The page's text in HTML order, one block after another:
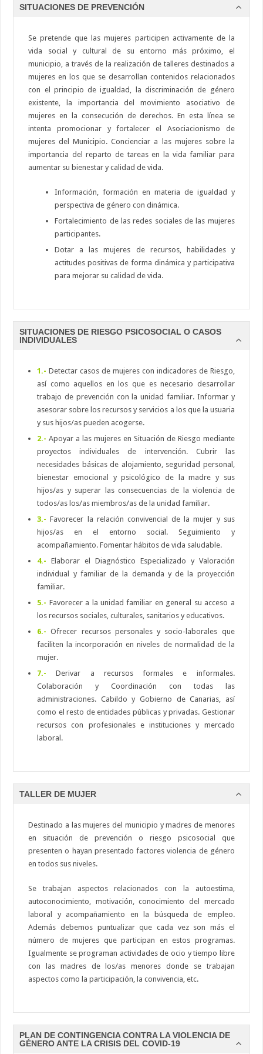
SITUACIONES DE PREVENCIÓN
Se pretende que las mujeres participen activamente de la
vida social y cultural de su entorno más próximo, el
municipio, a través de la realización de talleres destinados a
mujeres en los que se desarrollan contenidos relacionados
con el principio de igualdad, la discriminación de género
existente, la importancia del movimiento asociativo de
mujeres en la consecución de derechos. En esta línea se
intenta promocionar y fortalecer el Asociacionismo de
mujeres del Municipio. Concienciar a las mujeres sobre la
importancia del reparto de tareas en la vida familiar para
aumentar su bienestar y calidad de vida.
Información, formación en materia de igualdad y
perspectiva de género con dinámica.
Fortalecimiento de las redes sociales de las mujeres
participantes.
Dotar a las mujeres de recursos, habilidades y
actitudes positivas de forma dinámica y participativa
para mejorar su calidad de vida.
SITUACIONES DE RIESGO PSICOSOCIAL O CASOS
INDIVIDUALES
1.- Detectar casos de mujeres con indicadores de Riesgo,
así como aquellos en los que es necesario desarrollar
trabajo de prevención con la unidad familiar. Informar y
asesorar sobre los recursos y servicios a los que la usuaria
y sus hijos/as pueden acogerse.
2.- Apoyar a las mujeres en Situación de Riesgo mediante
proyectos individuales de intervención. Cubrir las
necesidades básicas de alojamiento, seguridad personal,
bienestar emocional y psicológico de la madre y sus
hijos/as y superar las consecuencias de la violencia de
todos/as los/as miembros/as de la unidad familiar.
3.- Favorecer la relación convivencial de la mujer y sus
hijos/as en el entorno social. Seguimiento y
acompañamiento. Fomentar hábitos de vida saludable.
4.- Elaborar el Diagnóstico Especializado y Valoración
individual y familiar de la demanda y de la proyección
familiar.
5.- Favorecer a la unidad familiar en general su acceso a
los recursos sociales, culturales, sanitarios y educativos.
6.- Ofrecer recursos personales y socio-laborales que
faciliten la incorporación en niveles de normalidad de la
mujer.
7.- Derivar a recursos formales e informales.
Colaboración y Coordinación con todas las
administraciones. Cabildo y Gobierno de Canarias, así
como el resto de entidades públicas y privadas. Gestionar
recursos con profesionales e instituciones y mercado
laboral.
TALLER DE MUJER
Destinado a las mujeres del municipio y madres de menores
en situación de prevención o riesgo psicosocial que
presenten o hayan presentado factores violencia de género
en todos sus niveles.
Se trabajan aspectos relacionados con la autoestima,
autoconocimiento, motivación, conocimiento del mercado
laboral y acompañamiento en la búsqueda de empleo.
Además debemos puntualizar que cada vez son más el
número de mujeres que participan en estos programas.
Igualmente se programan actividades de ocio y tiempo libre
con las madres de los/as menores donde se trabajan
aspectos como la participación, la convivencia, etc.
PLAN DE CONTINGENCIA CONTRA LA VIOLENCIA DE
GÉNERO ANTE LA CRISIS DEL COVID-19